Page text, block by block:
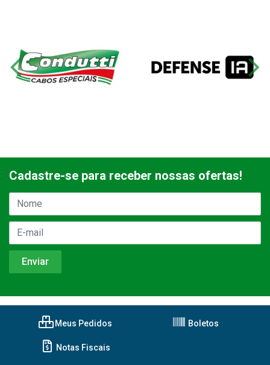
Cadastre-se para receber nossas ofertas!
Meus Pedidos Boletos
Notas Fiscais